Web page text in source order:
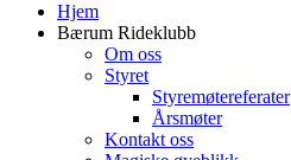
Hjem
Bærum Rideklubb
Om oss
Styret
Styremøtereferater
Årsmøter
Kontakt oss